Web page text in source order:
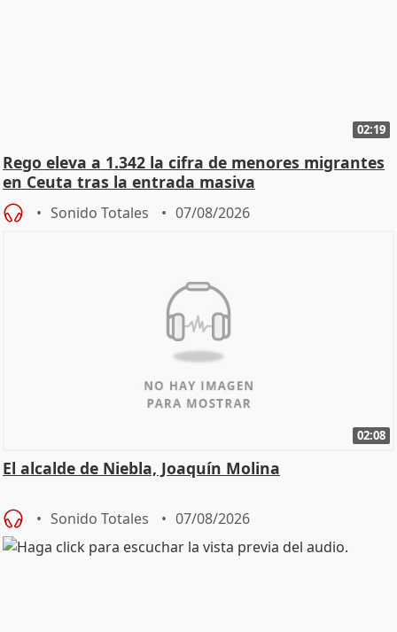
02:19
Rego eleva a 1.342 la cifra de menores migrantes
en Ceuta tras la entrada masiva
Sonido Totales 07/08/2026
02:08
El alcalde de Niebla, Joaquín Molina
Sonido Totales 07/08/2026